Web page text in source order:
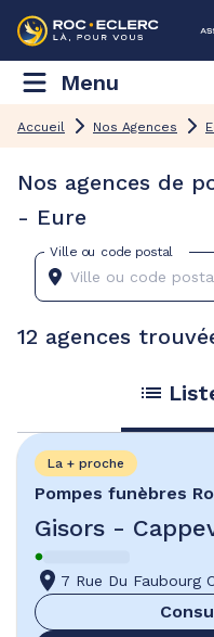
Menu
Accueil Nos Agences
Nos agences de
- Eure
Ville ou code postal
12 agences
Pompes funèbres
Gisors -
La + proche
7 Rue Du Faubourg